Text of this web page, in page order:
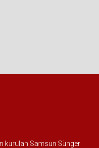
kurulan Samsun Sünger